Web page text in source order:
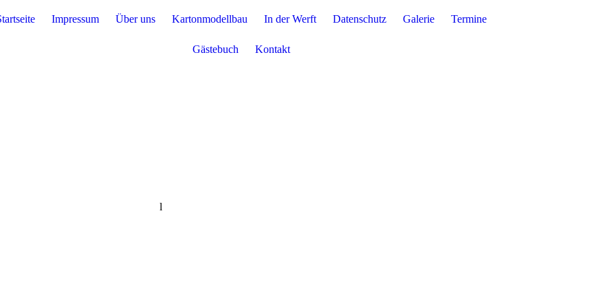
Impressum Über uns Kartonmodellbau In der Werft Datenschutz Galerie Termine
Gästebuch Kontakt
l